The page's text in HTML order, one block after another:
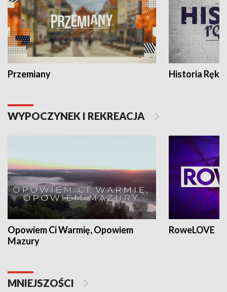
Przemiany Historia Ręką
WYPOCZYNEK I REKREACJA
Opowiem Ci Warmię, Opowiem
Mazury
RoweLOVE
MNIEJSZOŚCI